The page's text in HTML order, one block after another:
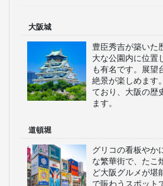
備。関西空港へ直通の
おすすめのテーマパ
旅